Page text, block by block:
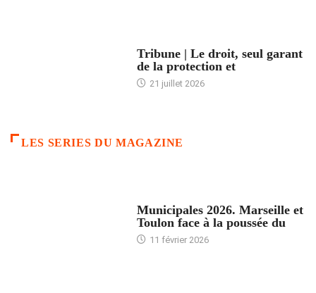
Tribune | Le droit, seul garant
de la protection et
21 juillet 2026
LES SERIES DU MAGAZINE
Municipales 2026. Marseille et
Toulon face à la poussée du
11 février 2026